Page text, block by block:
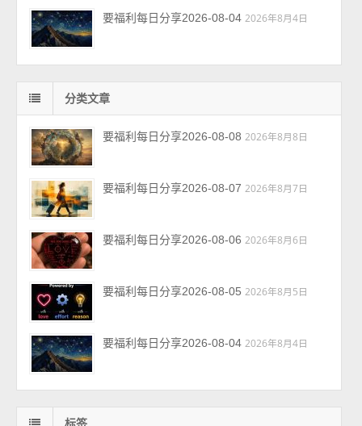
要福利每日分享2026-08-04 2026年8月4日
分类文章
要福利每日分享2026-08-08 2026年8月8日
要福利每日分享2026-08-07 2026年8月7日
要福利每日分享2026-08-06 2026年8月6日
要福利每日分享2026-08-05 2026年8月5日
要福利每日分享2026-08-04 2026年8月4日